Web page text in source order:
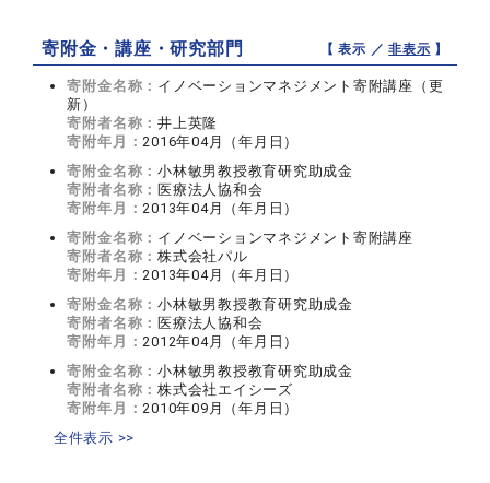
寄附金・講座・研究部門 【 表示 ／非表示 】
寄附金名称： イノベーションマネジメント寄附講座（更
新）
寄附者名称：井上英隆
寄附年月： 2016年04月（年月日）
寄附金名称：小林敏男教授教育研究助成金
寄附者名称： 医療法人協和会
寄附年月： 2013年04月（年月日）
寄附金名称： イノベーションマネジメント寄附講座
寄附者名称：株式会社パル
寄附年月： 2013年04月（年月日）
寄附金名称：小林敏男教授教育研究助成金
寄附者名称： 医療法人協和会
寄附年月： 2012年04月（年月日）
寄附金名称：小林敏男教授教育研究助成金
寄附者名称：株式会社エイシーズ
寄附年月： 2010年09月（年月日）
全件表示 >>